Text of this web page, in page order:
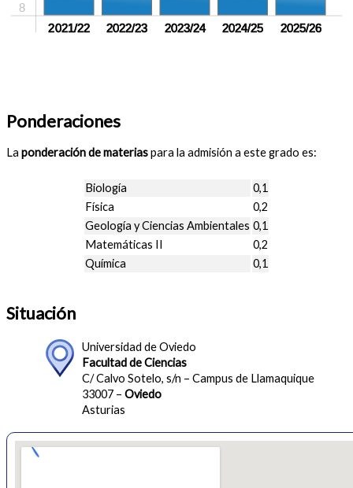
8
2021/22 2022/23 2023/24 2024/25 2025/26
Ponderaciones
La ponderación de materiaspara la admisión a este grado es:
Biología
0,1
Física
0,2
Geología y Ciencias Ambientales 0,1
Matemáticas II
0,2
Química
0,1
Situación
Universidad de Oviedo
Facultad de Ciencias
C/ Calvo Sotelo, s/n – Campus de Llamaquique
33007 – Oviedo
Asturias